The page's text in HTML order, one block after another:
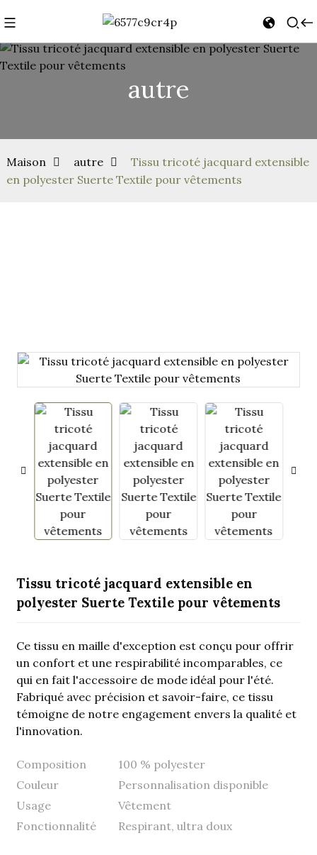
autre
Maison autre
Tissu tricoté jacquard extensible
en polyester Suerte Textile pour vêtements
Tissu tricoté jacquard extensible en
polyester Suerte Textile pour vêtements
Ce tissu en maille d'exception est conçu pour offrir
un confort et une respirabilité incomparables, ce
qui en fait l'accessoire de mode idéal pour l'été.
Fabriqué avec précision et savoir-faire, ce tissu
témoigne de notre engagement envers la qualité et
l'innovation.
Composition
100 % polyester
Couleur
Personnalisation disponible
Usage
Vêtement
Fonctionnalité
Respirant, ultra doux